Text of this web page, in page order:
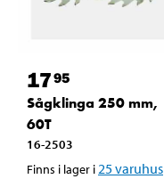
1795
Sågklinga 250 mm,
60T
16-2503
Finns i lager i 25varuhus